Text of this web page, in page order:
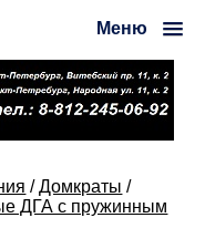
Меню
/Домкраты /
ДГА с пружинным